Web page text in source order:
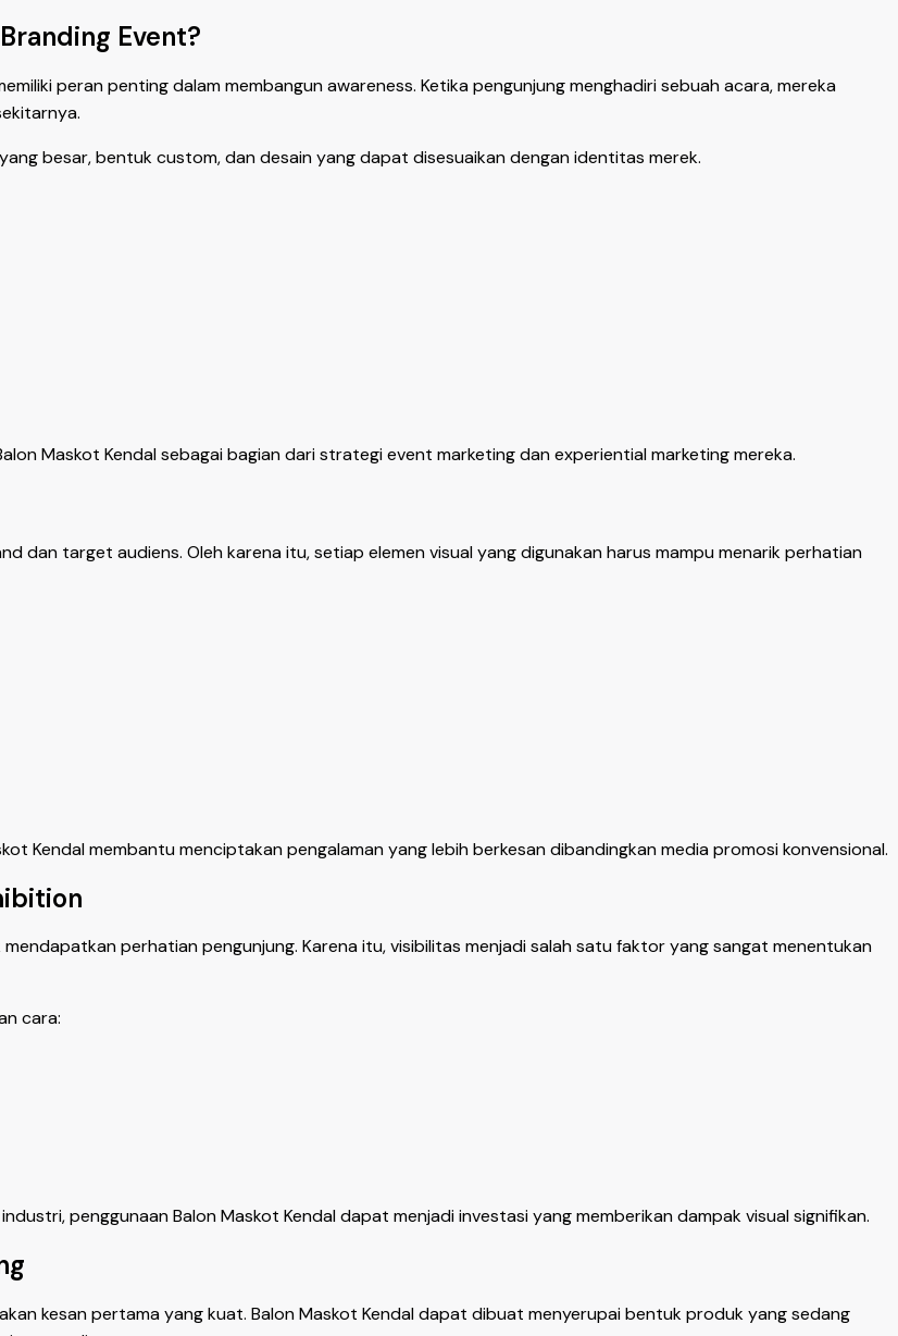
Event?
peran penting dalam membangun awareness. Ketika pengunjung menghadiri sebuah acara, mereka
besar, bentuk custom, dan desain yang dapat disesuaikan dengan identitas merek.
Maskot Kendal sebagai bagian dari strategi event marketing dan experiential marketing mereka.
dan target audiens. Oleh karena itu, setiap elemen visual yang digunakan harus mampu menarik perhatian
Kendal membantu menciptakan pengalaman yang lebih berkesan dibandingkan media promosi konvensional.
perhatian pengunjung. Karena itu, visibilitas menjadi salah satu faktor yang sangat menentukan
cara:
penggunaan Balon Maskot Kendal dapat menjadi investasi yang memberikan dampak visual signifikan.
kesan pertama yang kuat. Balon Maskot Kendal dapat dibuat menyerupai bentuk produk yang sedang